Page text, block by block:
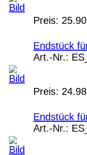
Preis:
Endstück
Art.-Nr.:
Preis:
Endstück
Art.-Nr.: